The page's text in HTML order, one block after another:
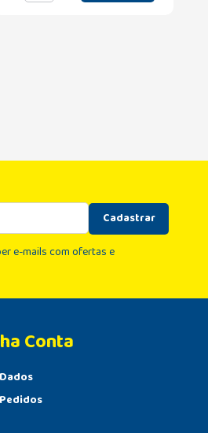
Cadastrar
e-mails com ofertas e
Conta